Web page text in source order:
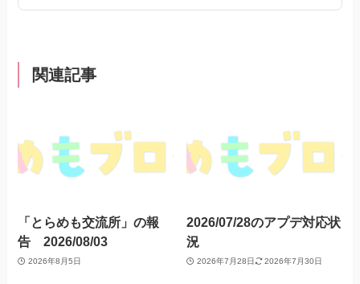
関連記事
「とらめも交流所」の報
告 2026/08/03
2026年8月5日
2026/07/28のアプデ対応状
況
2026年7月28日 2026年7月30日